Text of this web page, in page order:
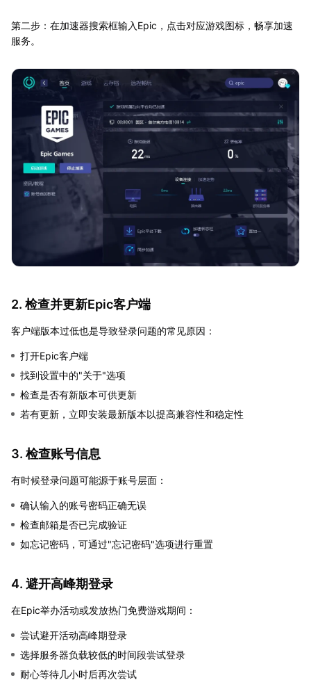
第二步：在加速器搜索框输入Epic，点击对应游戏图标，畅享加速
服务。
2. 检查并更新Epic客户端
客户端版本过低也是导致登录问题的常见原因：
打开Epic客户端
找到设置中的"关于"选项
检查是否有新版本可供更新
若有更新，立即安装最新版本以提高兼容性和稳定性
3. 检查账号信息
有时候登录问题可能源于账号层面：
确认输入的账号密码正确无误
检查邮箱是否已完成验证
如忘记密码，可通过"忘记密码"选项进行重置
4. 避开高峰期登录
在Epic举办活动或发放热门免费游戏期间：
尝试避开活动高峰期登录
选择服务器负载较低的时间段尝试登录
耐心等待几小时后再次尝试